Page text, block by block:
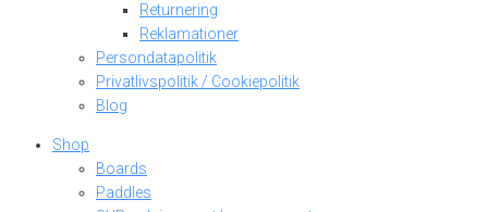
Returnering
Reklamationer
Persondatapolitik
Privatlivspolitik / Cookiepolitik
Blog
Shop
Boards
Paddles